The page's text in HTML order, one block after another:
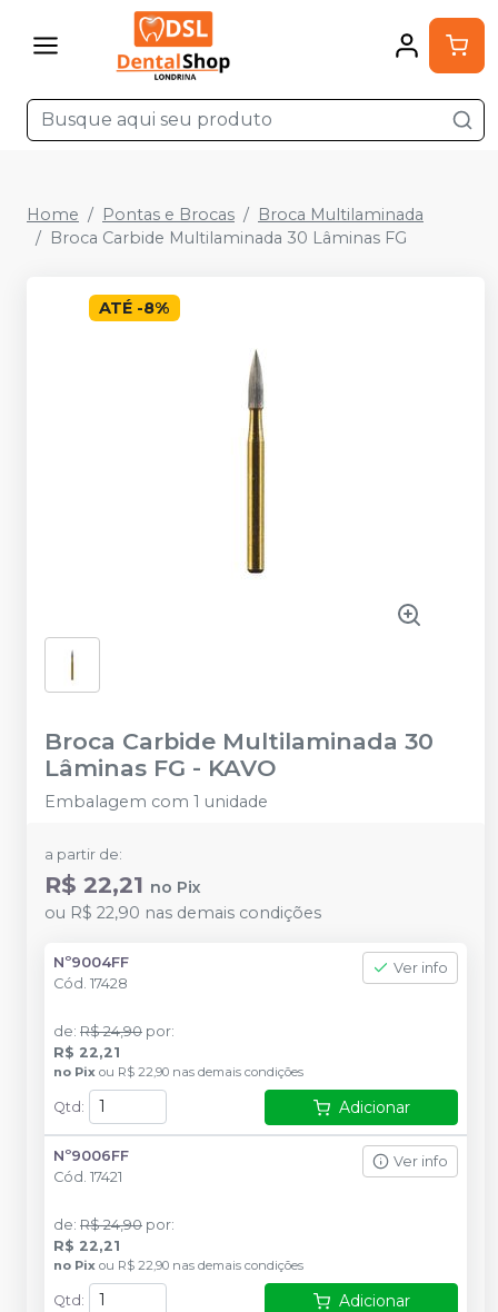
Home Pontas e Brocas
Broca Multilaminada
Broca Carbide Multilaminada 30 Lâminas FG
ATÉ -8%
Broca Carbide Multilaminada 30
Lâminas FG - KAVO
Embalagem com 1 unidade
a partir de:
R$ 22,21 no Pix
ou R$ 22,90 nas demais condições
Nº9004FF
Cód. 17428
Ver info
de: R$ 24,90 por:
R$ 22,21
no Pix ou R$ 22,90 nas demais condições
Qtd : Adicionar
Nº9006FF
Cód. 17421
Ver info
de: R$ 24,90 por:
R$ 22,21
no Pix ou R$ 22,90 nas demais condições
Qtd : Adicionar